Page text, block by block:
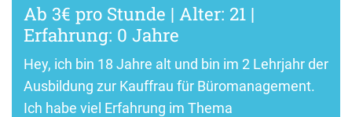
Ab 3€ pro Stunde | Alter: 21 |
Erfahrung: 0 Jahre
Hey, ich bin 18 Jahre alt und bin im 2 Lehrjahr der
Ausbildung zur Kauffrau für Büromanagement.
Ich habe viel Erfahrung im Thema